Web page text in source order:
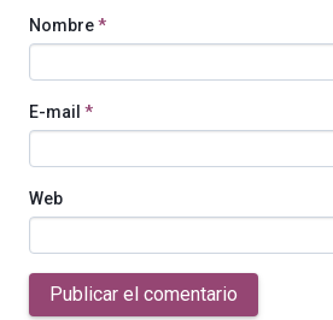
Nombre*
E-mail *
Web
Publicar el comentario